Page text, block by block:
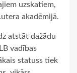
uzskatiem,
akadēmijā.
atstāt dažādu
vadības
statuss tiek